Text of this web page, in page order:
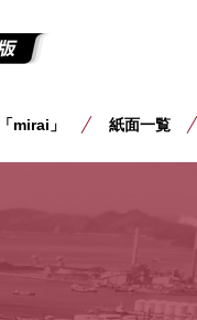
mirai」 紙面一覧